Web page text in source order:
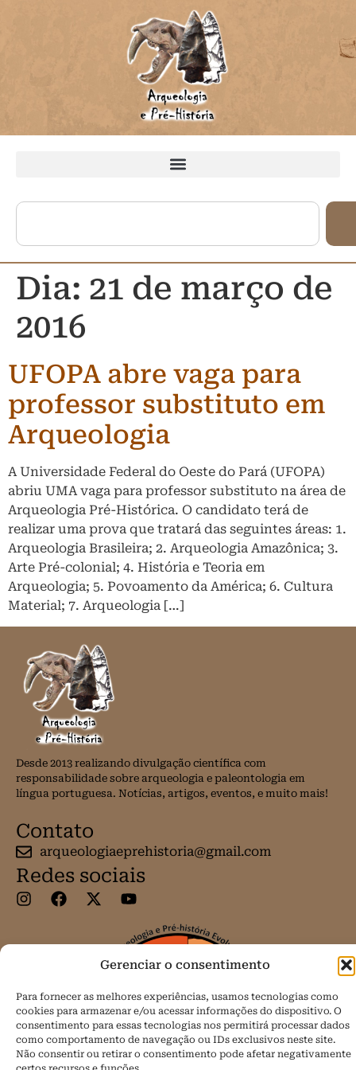
Gerenciar o consentimento
Para fornecer as melhores experiências, usamos tecnologias como
cookies para armazenar e/ou acessar informações do dispositivo. O
consentimento para essas tecnologias nos permitirá processar dados
como comportamento de navegação ou IDs exclusivos neste site.
Não consentir ou retirar o consentimento pode afetar negativamente
Dia: 21 de março de
2016
UFOPA abre vaga para
professor substituto em
Arqueologia
A Universidade Federal do Oeste do Pará (UFOPA)
abriu UMA vaga para professor substituto na área de
Arqueologia Pré-Histórica. O candidato terá de
realizar uma prova que tratará das seguintes áreas: 1.
Arqueologia Brasileira; 2. Arqueologia Amazônica; 3.
Arte Pré-colonial; 4. História e Teoria em
Arqueologia; 5. Povoamento da América; 6. Cultura
Material; 7. Arqueologia […]
Desde 2013 realizando divulgação científica com
responsabilidade sobre arqueologia e paleontologia em
língua portuguesa. Notícias, artigos, eventos, e muito mais!
Contato
arqueologiaeprehistoria@gmail.com
Redes sociais